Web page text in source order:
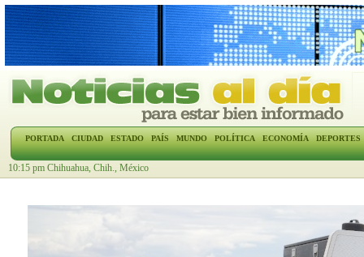
PORTADA CIUDAD ESTADO PAÍS MUNDO POLÍTICA ECONOMÍA DEPORTES
10:15 pm Chihuahua, Chih., México